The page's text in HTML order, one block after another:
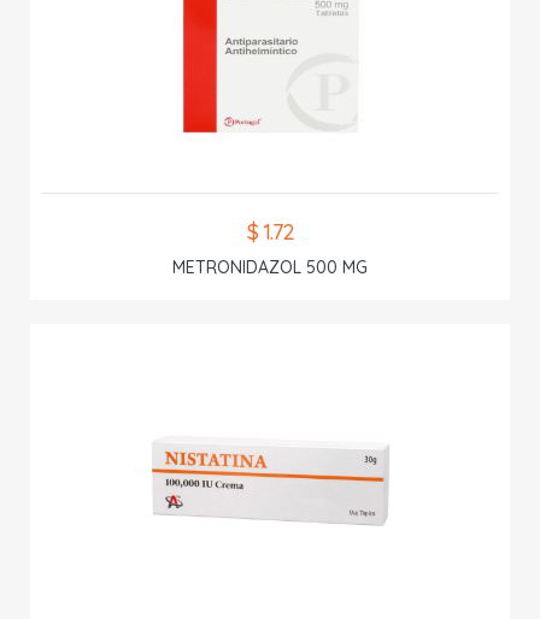
$ 1.72
METRONIDAZOL 500 MG